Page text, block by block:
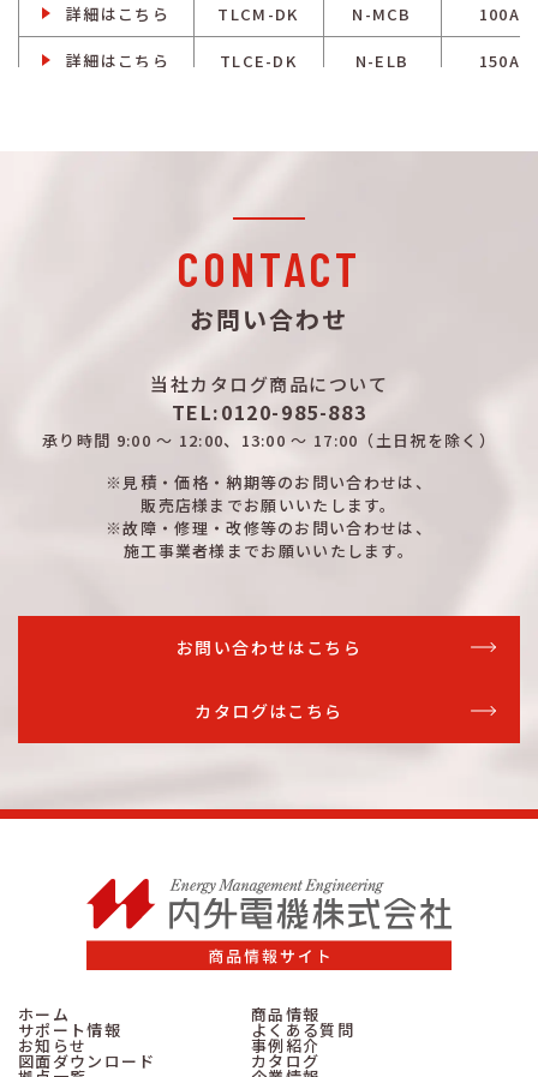
詳細はこちら TLCM-DK N-MCB 100A
詳細はこちら TLCE-DK N-ELB 150A
詳細はこちら TLCE-DK N-ELB 150A
TLCM-DK
詳細はこちら TLCM-DK N-MCB
詳細はこちら TLCE-DK N-ELB 150A
詳細はこちら TLCM-DK N-MCB
詳細はこちら TLCE-DK N-ELB
詳細はこちら TLCE-DK N-ELB 200A
TLCE-DK 200A
詳細はこちら TLCE-DK N-ELB 200A
詳細はこちら TLCE-DK N-ELB
TLCM-DK
詳細はこちら TLCM-DK N-MCB
CONTACT
お問い合わせ
当社カタログ商品について
TEL:0120-985-883
承り時間 9:00 ～ 12:00、13:00 ～ 17:00 （土日祝を除く）
※見積・価格・納期等のお問い合わせは、
販売店様までお願いいたします。
※故障・修理・改修等のお問い合わせは、
施工事業者様までお願いいたします。
お問い合わせはこちら
カタログはこちら
ホーム 商品情報
サポート情報 よくある質問
お知らせ 事例紹介
図面ダウンロード カタログ